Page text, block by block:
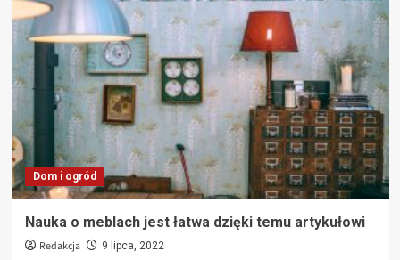
dla
osób
korzystających
z
Internetu
Dom i ogród
Nauka o meblach jest łatwa dzięki temu artykułowi
Redakcja 9 lipca, 2022